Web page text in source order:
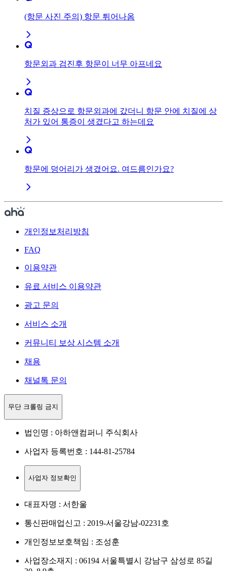
(항문 사진 주의) 항문 튀어나옴
항문외과 검진후 항문이 너무 아프네요
치질 증상으로 항문외과에 갔더니 항문 안에 치질에 상
처가 있어 통증이 생겼다고 하는데요
항문에 덩어리가 생겼어요. 여드름인가요?
개인정보처리방침
FAQ
이용약관
유료 서비스 이용약관
광고 문의
서비스 소개
커뮤니티 보상 시스템 소개
채용
채널톡 문의
무단 크롤링 금지
법인명 : 아하앤컴퍼니 주식회사
사업자 등록번호 : 144-81-25784
사업자 정보확인
대표자명 : 서한울
통신판매업신고 : 2019-서울강남-02231호
개인정보보호책임 : 조성훈
사업장소재지 : 06194 서울특별시 강남구 삼성로 85길